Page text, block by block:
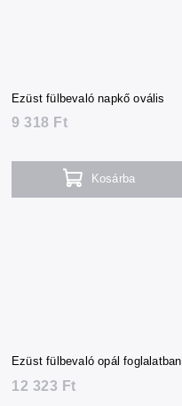
Ezüst fülbevaló napkő ovális
9 318 Ft
Kosárba
Ezüst fülbevaló opál foglalatban
12 323 Ft